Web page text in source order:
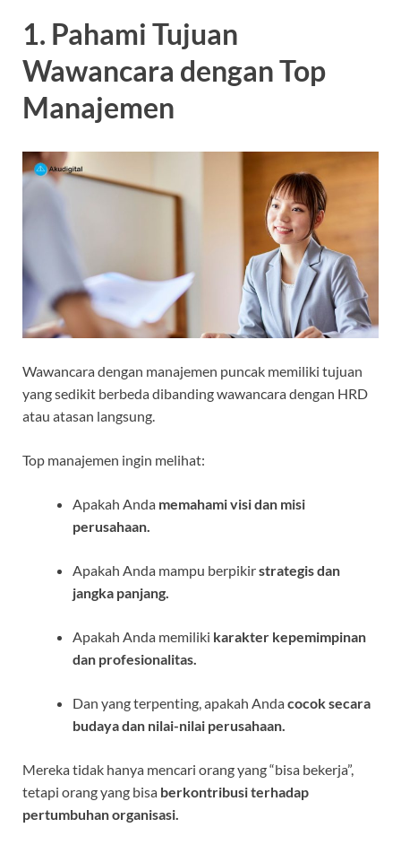
1. Pahami Tujuan
Wawancara dengan Top
Manajemen
Wawancara dengan manajemen puncak memiliki tujuan
yang sedikit berbeda dibanding wawancara dengan HRD
atau atasan langsung.
Top manajemen ingin melihat:
Apakah Anda memahami visi dan misi
perusahaan.
Apakah Anda mampu berpikirstrategis dan
jangka panjang.
Apakah Anda memiliki karakter kepemimpinan
dan profesionalitas.
Dan yang terpenting, apakah Andacocok secara
budaya dan nilai-nilai perusahaan.
Mereka tidak hanya mencari orang yang “bisa bekerja”,
tetapi orang yang bisa berkontribusi terhadap
pertumbuhan organisasi.